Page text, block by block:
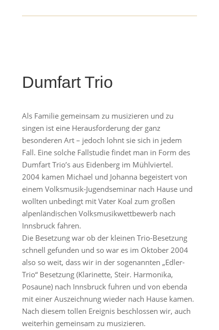
Dumfart Trio
Als Familie gemeinsam zu musizieren und zu
singen ist eine Herausforderung der ganz
besonderen Art – jedoch lohnt sie sich in jedem
Fall. Eine solche Fallstudie findet man in Form des
Dumfart Trio’s aus Eidenberg im Mühlviertel.
2004 kamen Michael und Johanna begeistert von
einem Volksmusik-Jugendseminar nach Hause und
wollten unbedingt mit Vater Koal zum großen
alpenländischen Volksmusikwettbewerb nach
Innsbruck fahren.
Die Besetzung war ob der kleinen Trio-Besetzung
schnell gefunden und so war es im Oktober 2004
also so weit, dass wir in der sogenannten „Edler-
Trio“ Besetzung (Klarinette, Steir. Harmonika,
Posaune) nach Innsbruck fuhren und von ebenda
mit einer Auszeichnung wieder nach Hause kamen.
Nach diesem tollen Ereignis beschlossen wir, auch
weiterhin gemeinsam zu musizieren.